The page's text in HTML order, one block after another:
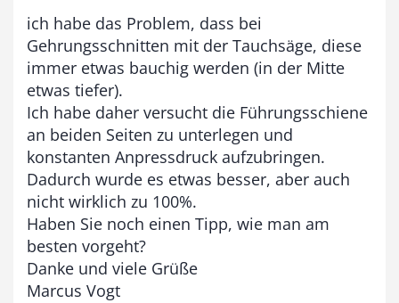
ich habe das Problem, dass bei
Gehrungsschnitten mit der Tauchsäge, diese
immer etwas bauchig werden (in der Mitte
etwas tiefer).
Ich habe daher versucht die Führungsschiene
an beiden Seiten zu unterlegen und
konstanten Anpressdruck aufzubringen.
Dadurch wurde es etwas besser, aber auch
nicht wirklich zu 100%.
Haben Sie noch einen Tipp, wie man am
besten vorgeht?
Danke und viele Grüße
Marcus Vogt